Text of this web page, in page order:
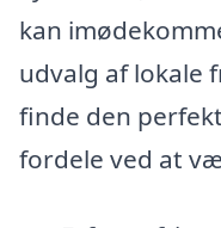
kan
udvalg af lokale
finde den
fordele ved at